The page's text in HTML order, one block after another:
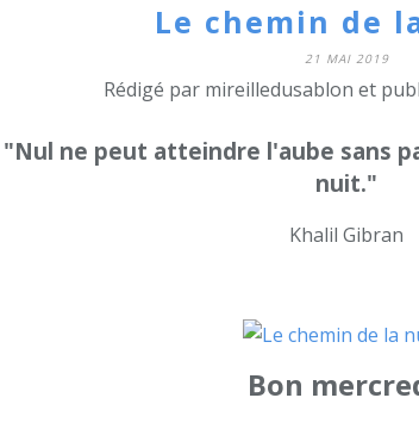
Le chemin de
21 MAI 2019
Rédigé par mireilledusablon et
"Nul ne peut atteindre l'aube sans
nuit."
Khalil Gibran
Bon